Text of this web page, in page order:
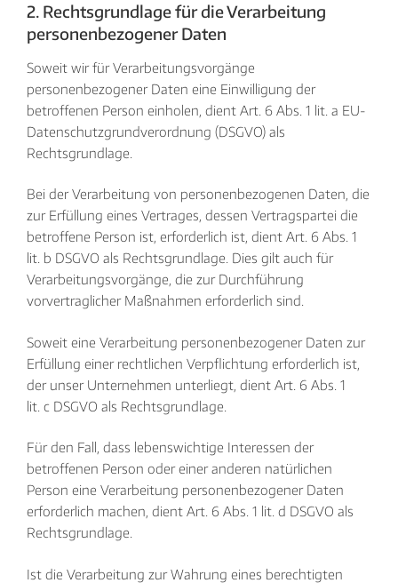
2. Rechtsgrundlage für die Verarbeitung
personenbezogener Daten
Soweit wir für Verarbeitungsvorgänge
personenbezogener Daten eine Einwilligung der
betroffenen Person einholen, dient Art. 6 Abs. 1 lit. a EU-
Datenschutzgrundverordnung (DSGVO) als
Rechtsgrundlage.
Bei der Verarbeitung von personenbezogenen Daten, die
zur Erfüllung eines Vertrages, dessen Vertragspartei die
betroffene Person ist, erforderlich ist, dient Art. 6 Abs. 1
lit. b DSGVO als Rechtsgrundlage. Dies gilt auch für
Verarbeitungsvorgänge, die zur Durchführung
vorvertraglicher Maßnahmen erforderlich sind.
Soweit eine Verarbeitung personenbezogener Daten zur
Erfüllung einer rechtlichen Verpflichtung erforderlich ist,
der unser Unternehmen unterliegt, dient Art. 6 Abs. 1
lit. c DSGVO als Rechtsgrundlage.
Für den Fall, dass lebenswichtige Interessen der
betroffenen Person oder einer anderen natürlichen
Person eine Verarbeitung personenbezogener Daten
erforderlich machen, dient Art. 6 Abs. 1 lit. d DSGVO als
Rechtsgrundlage.
Ist die Verarbeitung zur Wahrung eines berechtigten